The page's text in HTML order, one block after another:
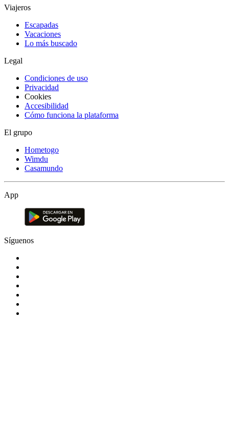
Viajeros
Escapadas
Vacaciones
Lo más buscado
Legal
Condiciones de uso
Privacidad
Cookies
Accesibilidad
Cómo funciona la plataforma
El grupo
Hometogo
Wimdu
Casamundo
App
Síguenos